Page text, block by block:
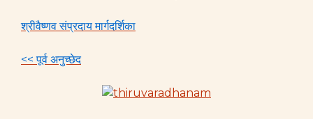
श्रीवैष्णव संप्रदाय मार्गदर्शिका
<<पूर्व अनुच्छेद